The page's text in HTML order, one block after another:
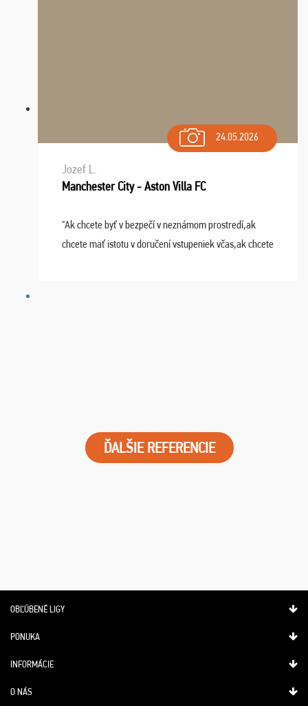
24.05.2026
Jozef L.
Manchester City - Aston Villa FC
"Ak chcete byť v bezpečí v neznámom prostredí,ak
chcete mať istotu v doručení vstupeniek včas,ak chcete
ĎALŠIE REFERENCIE
OBĽÚBENÉ LIGY
PONUKA
INFORMÁCIE
O NÁS